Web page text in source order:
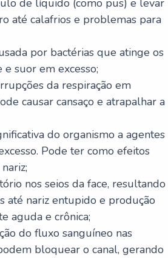
de líquido (como pus) e levar
até calafrios e problemas para
por bactérias que atinge os
suor em excesso;
da respiração em
causar cansaço e atrapalhar a
do organismo a agentes
Pode ter como efeitos
nos seios da face, resultando
até nariz entupido e produção
aguda e crônica;
do fluxo sanguíneo nas
bloquear o canal, gerando